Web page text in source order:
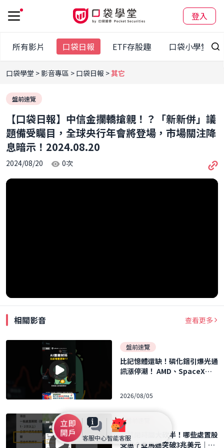
登入
客服中心智能客服
所有影片 口袋日報 ETF存股趣 口袋小學堂
口袋學堂 影音專區 口袋日報 其它
盤前速覽
【口袋日報】中信金攔轎搶親！？「新新併」議
題備受矚目，全球央行年會將登場，市場關注降
息暗示！2024.08.20
2024/08/20 0次
相關影音 查看更多
盤前速覽
比記憶體還缺！磷化銦引爆光通
訊漲停潮！ AMD、SpaceX財
袋日報｜2026.08.05
2026/08/05
盤前速覽
關禁閉時間大砍半！哪些處置股
受惠？亞馬遜突破3兆美元｜口